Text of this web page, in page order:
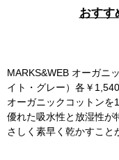
おすす
MARKS&WEB オーガニ
イト・グレー）各￥1,540
オーガニックコットンを
優れた吸水性と放湿性が
さしく素早く乾かすこと